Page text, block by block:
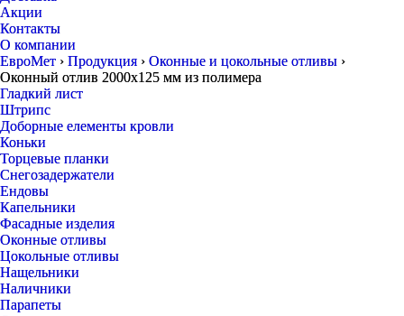
Акции
Контакты
О компании
ЕвроМет › Продукция › Оконные и цокольные отливы ›
Оконный отлив 2000х125 мм из полимера
Гладкий лист
Штрипс
Доборные елементы кровли
Коньки
Торцевые планки
Снегозадержатели
Ендовы
Капельники
Фасадные изделия
Оконные отливы
Цокольные отливы
Нащельники
Наличники
Парапеты